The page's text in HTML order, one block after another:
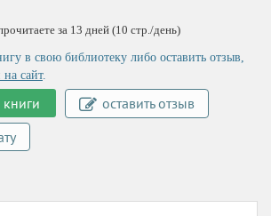
за 13 дней (10 стр./день)
в свою библиотеку либо оставить отзыв,
на сайт.
оставить отзыв